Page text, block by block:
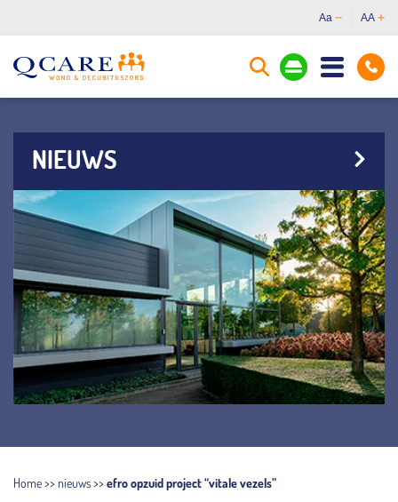
Aa AA
NIEUWS
Home>> nieuws>> efro opzuid project “vitale vezels”